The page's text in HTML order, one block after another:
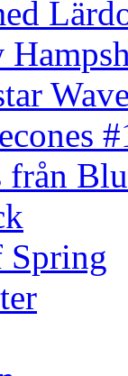
från
Spring